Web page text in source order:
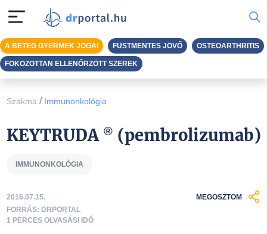
Szakma / Immunonkológia
KEYTRUDA ®(pembrolizumab)
IMMUNONKOLÓGIA
2016.07.15.
FORRÁS: DRPORTAL
1 PERCES OLVASÁSI IDŐ
MEGOSZTOM
A BETEG GYERMEK JOGAI FÜSTMENTES JÖVŐ OSTEOARTHRITIS
FOKOZOTTAN ELLENŐRZÖTT SZEREK